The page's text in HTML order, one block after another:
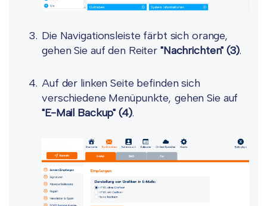
Die Navigationsleiste färbt sich orange,
gehen Sie auf den Reiter "Nachrichten" (3).
Auf der linken Seite befinden sich
verschiedene Menüpunkte, gehen Sie auf
"E-Mail Backup" (4).